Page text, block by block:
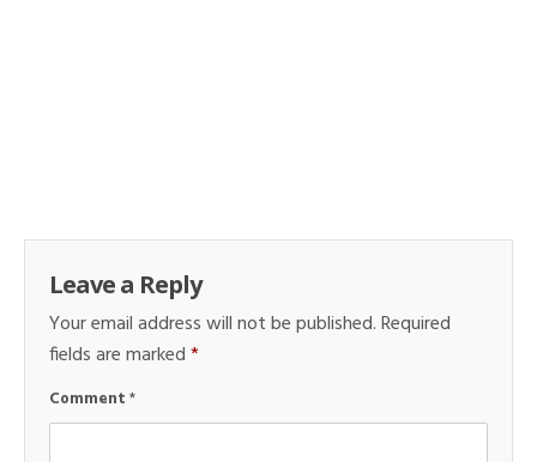
Leave a Reply
Your email address will not be published.Required
fields are marked*
Comment*